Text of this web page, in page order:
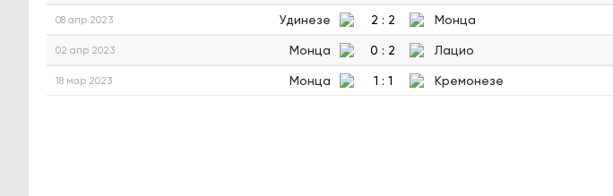
08 апр 2023 Удинезе 2 : 2 Монца
02 апр 2023 Монца 0 : 2 Лацио
18 мар 2023 Монца 1 : 1 Кремонезе